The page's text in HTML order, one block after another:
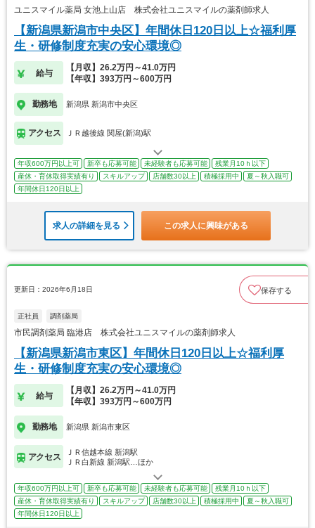
ユニスマイル薬局 女池上山店 株式会社ユニスマイルの薬剤師求人
【新潟県新潟市中央区】年間休日120日以上☆福利厚
生・研修制度充実の安心環境◎
給与
【月収】26.2万円～41.0万円
【年収】393万円～600万円
勤務地 新潟県 新潟市中央区
アクセス ＪＲ越後線 関屋(新潟)駅
年収600万円以上可 新卒も応募可能 未経験者も応募可能
残業月10ｈ以下
産休・育休取得実績有り
スキルアップ 店舗数30以上 積極採用中
夏～秋入職可
年間休日120日以上
求人の詳細を見る この求人に興味がある
更新日：2026年6月18日 保存する
正社員 調剤薬局
市民調剤薬局 臨港店 株式会社ユニスマイルの薬剤師求人
【新潟県新潟市東区】年間休日120日以上☆福利厚
生・研修制度充実の安心環境◎
給与
【月収】26.2万円～41.0万円
【年収】393万円～600万円
勤務地 新潟県 新潟市東区
アクセス
ＪＲ信越本線 新潟駅
ＪＲ白新線 新潟駅…ほか
年収600万円以上可 新卒も応募可能 未経験者も応募可能
残業月10ｈ以下
産休・育休取得実績有り
スキルアップ 店舗数30以上 積極採用中
夏～秋入職可
年間休日120日以上